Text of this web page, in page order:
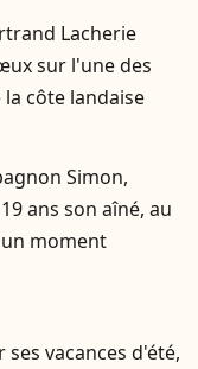
Lacherie
sur l'une des
côte landaise
Simon,
ans son aîné, au
un moment
vacances d'été,